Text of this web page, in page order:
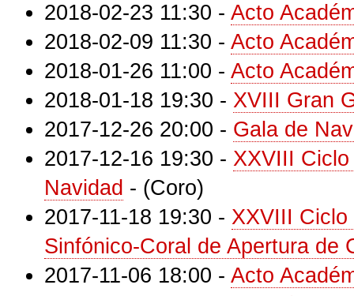
2018-02-23 11:30 - Acto
2018-02-09 11:30 - Acto
2018-01-26 11:00 - Acto
2018-01-18 19:30 - XVIII Gran
2017-12-26 20:00 - Gala de
2017-12-16 19:30 - XXVIII
Navidad - (Coro)
2017-11-18 19:30 - XXVIII
Sinfónico-Coral de Apertura de
2017-11-06 18:00 - Acto